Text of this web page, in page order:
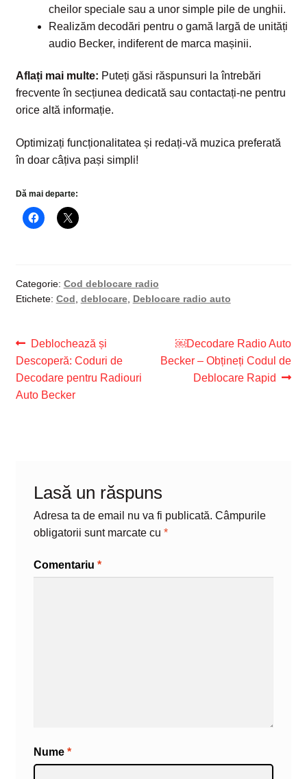
cheilor speciale sau a unor simple pile de unghii.
Realizăm decodări pentru o gamă largă de unități
audio Becker, indiferent de marca mașinii.
Aflați mai multe: Puteți găsi răspunsuri la întrebări
frecvente în secțiunea dedicată sau contactați-ne pentru
orice altă informație.
Optimizați funcționalitatea și redați-vă muzica preferată
în doar câțiva pași simpli!
Dă mai departe:
Categorie: Cod deblocare radio
Etichete: Cod, deblocare, Deblocare radio auto
Navigare
în
articole
Articolul
anterior:
Deblochează și
Descoperă: Coduri de
Decodare pentru Radiouri
Auto Becker
Articolul
următor:
￼Decodare Radio Auto
Becker – Obțineți Codul de
Deblocare Rapid
Lasă un răspuns
Adresa ta de email nu va fi publicată. Câmpurile
obligatorii sunt marcate cu *
Comentariu *
Nume *